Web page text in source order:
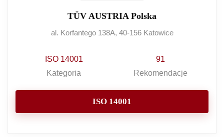
TÜV AUSTRIA Polska
al. Korfantego 138A, 40-156 Katowice
ISO 14001
Kategoria
91
Rekomendacje
ISO 14001